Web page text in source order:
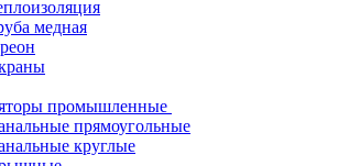
медная
промышленные
прямоугольные
круглые